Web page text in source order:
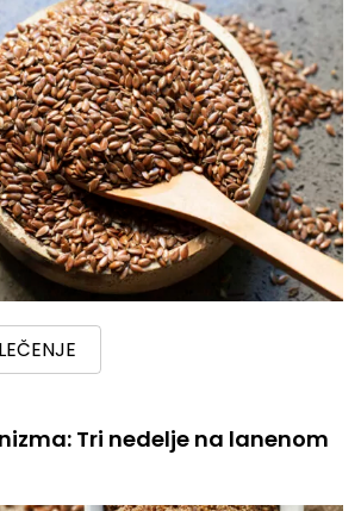
Tri nedelje na lanenom